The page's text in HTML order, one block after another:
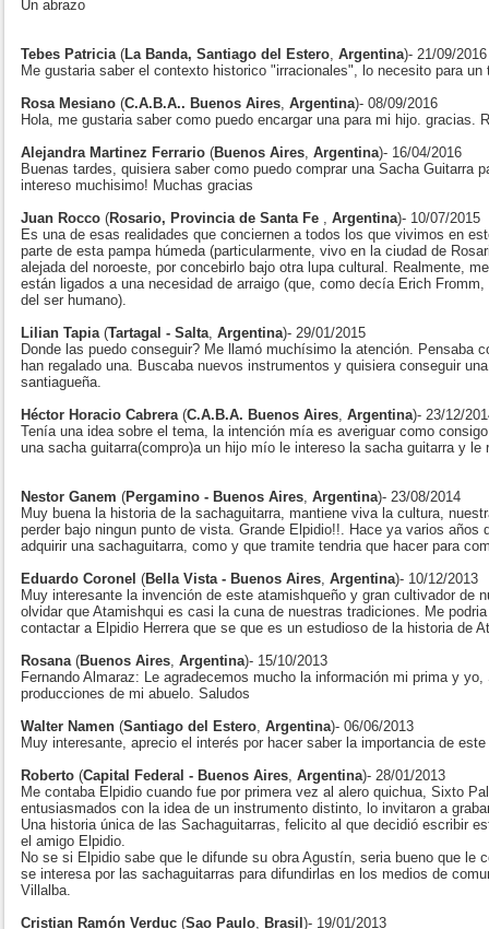
Un abrazo
Tebes Patricia ( La Banda, Santiago del Estero Argentina)- 21/09/2016
Me gustaria saber el contexto historico "irracionales", lo necesito para un
Rosa Mesiano (C.A.B.A.. Buenos Aires Argentina)- 08/09/2016
Hola, me gustaria saber como puedo encargar una para mi hijo. gracias.
Alejandra Martinez Ferrario (Buenos Aires Argentina)- 16/04/2016
Buenas tardes, quisiera saber como puedo comprar una Sacha Guitarra
intereso muchisimo! Muchas gracias
Juan Rocco (Rosario, Provincia de Santa Fe Argentina)- 10/07/2015
Es una de esas realidades que conciernen a todos los que vivimos en
parte de esta pampa húmeda (particularmente, vivo en la ciudad de
alejada del noroeste, por concebirlo bajo otra lupa cultural. Realmente,
están ligados a una necesidad de arraigo (que, como decía Erich
del ser humano).
Lilian Tapia (Tartagal - Salta Argentina)- 29/01/2015
Donde las puedo conseguir? Me llamó muchísimo la atención. Pensaba
han regalado una. Buscaba nuevos instrumentos y quisiera conseguir
santiagueña.
Héctor Horacio Cabrera (C.A.B.A. Buenos Aires Argentina)- 23/12/
Tenía una idea sobre el tema, la intención mía es averiguar como consigo
una sacha guitarra(compro)a un hijo mío le intereso la sacha guitarra y le
Nestor Ganem (Pergamino - Buenos Aires Argentina)- 23/08/2014
Muy buena la historia de la sachaguitarra, mantiene viva la cultura,
perder bajo ningun punto de vista. Grande Elpidio!!. Hace ya varios años
adquirir una sachaguitarra, como y que tramite tendria que hacer para
Eduardo Coronel (Bella Vista - Buenos Aires Argentina)- 10/12/2013
Muy interesante la invención de este atamishqueño y gran cultivador de
olvidar que Atamishqui es casi la cuna de nuestras tradiciones. Me
contactar a Elpidio Herrera que se que es un estudioso de la historia de
Rosana (Buenos Aires Argentina)- 15/10/2013
Fernando Almaraz: Le agradecemos mucho la información mi prima y
producciones de mi abuelo. Saludos
Walter Namen (Santiago del Estero Argentina)- 06/06/2013
Muy interesante, aprecio el interés por hacer saber la importancia de
Roberto (Capital Federal - Buenos Aires Argentina)- 28/01/2013
Me contaba Elpidio cuando fue por primera vez al alero quichua, Sixto
entusiasmados con la idea de un instrumento distinto, lo invitaron a
Una historia única de las Sachaguitarras, felicito al que decidió escribir
el amigo Elpidio.
No se si Elpidio sabe que le difunde su obra Agustín, seria bueno que le
se interesa por las sachaguitarras para difundirlas en los medios de
Villalba.
Cristian Ramón Verduc (Sao Paulo Brasil )- 19/01/2013